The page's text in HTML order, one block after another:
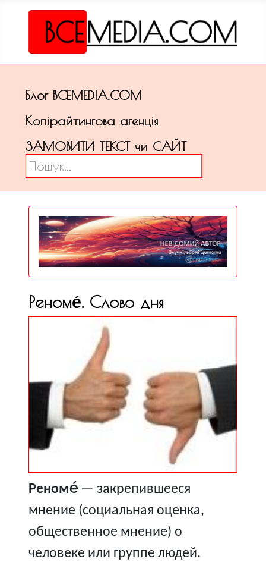
Блог ВСЕМЕDІА.COM
Копірайтингова агенція
ЗАМОВИТИ ТЕКСТ чи САЙТ
Пошук
Реноме́. Слово дня
Реноме́— закрепившееся
мнение (социальная оценка,
общественное мнение) о
человеке или группе людей.